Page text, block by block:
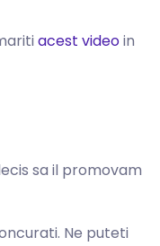
acest videoin
sa il promovam
Ne puteti